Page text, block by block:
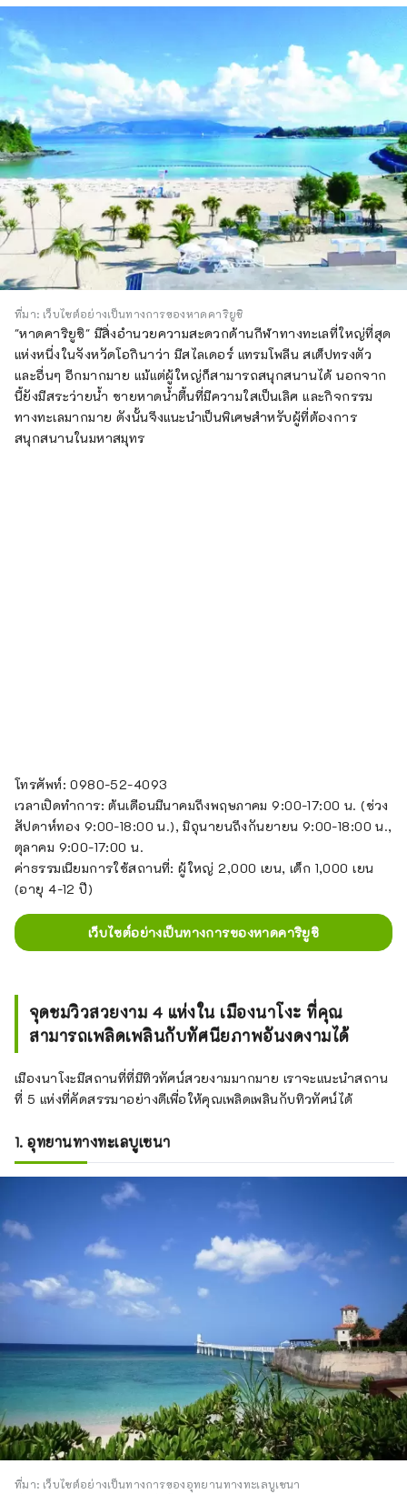
ที่มา: เว็บไซต์อย่างเป็นทางการของหาดคาริยูชิ
"หาดคาริยูชิ" มีสิ่งอำนวยความสะดวกด้านกีฬาทางทะเลที่ใหญ่ที่สุด
แห่งหนึ่งในจังหวัดโอกินาว่า มีสไลเดอร์ แทรมโพลีน สเต็ปทรงตัว
และอื่นๆ อีกมากมาย แม้แต่ผู้ใหญ่ก็สามารถสนุกสนานได้ นอกจาก
นี้ยังมีสระว่ายน้ำ ชายหาดน้ำตื้นที่มีความใสเป็นเลิศ และกิจกรรม
ทางทะเลมากมาย ดังนั้นจึงแนะนำเป็นพิเศษสำหรับผู้ที่ต้องการ
สนุกสนานในมหาสมุทร
โทรศัพท์: 0980-52-4093
เวลาเปิดทำการ: ต้นเดือนมีนาคมถึงพฤษภาคม 9:00-17:00 น. (ช่วง
สัปดาห์ทอง 9:00-18:00 น.), มิถุนายนถึงกันยายน 9:00-18:00 น.,
ตุลาคม 9:00-17:00 น.
ค่าธรรมเนียมการใช้สถานที่: ผู้ใหญ่ 2,000 เยน, เด็ก 1,000 เยน
(อายุ 4-12 ปี)
เว็บไซต์อย่างเป็นทางการของหาดคาริยูชิ
จุดชมวิวสวยงาม 4 แห่งใน เมืองนาโงะ ที่คุณ
สามารถเพลิดเพลินกับทัศนียภาพอันงดงามได้
เมืองนาโงะมีสถานที่ที่มีทิวทัศน์สวยงามมากมาย เราจะแนะนำสถาน
ที่ 5 แห่งที่คัดสรรมาอย่างดีเพื่อให้คุณเพลิดเพลินกับทิวทัศน์ได้
1. อุทยานทางทะเลบูเซนา
ที่มา: เว็บไซต์อย่างเป็นทางการของอุทยานทางทะเลบูเซนา